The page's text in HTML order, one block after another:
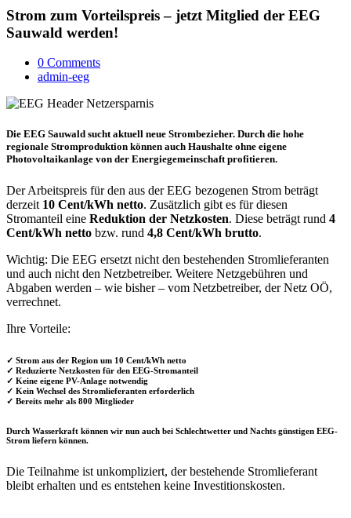
Strom zum Vorteilspreis – jetzt Mitglied der EEG
Sauwald werden!
0 Comments
admin-eeg
Die EEG Sauwald sucht aktuell neue Strombezieher. Durch die hohe
regionale Stromproduktion können auch Haushalte ohne eigene
Photovoltaikanlage von der Energiegemeinschaft profitieren.
Der Arbeitspreis für den aus der EEG bezogenen Strom beträgt
derzeit 10 Cent/kWh netto. Zusätzlich gibt es für diesen
Stromanteil eine Reduktion der Netzkosten. Diese beträgt rund 4
Cent/kWh netto bzw. rund 4,8 Cent/kWh brutto.
Wichtig: Die EEG ersetzt nicht den bestehenden Stromlieferanten
und auch nicht den Netzbetreiber. Weitere Netzgebühren und
Abgaben werden – wie bisher – vom Netzbetreiber, der Netz OÖ,
verrechnet.
Ihre Vorteile:
✓ Strom aus der Region um 10 Cent/kWh netto
✓ Reduzierte Netzkosten für den EEG-Stromanteil
✓ Keine eigene PV-Anlage notwendig
✓ Kein Wechsel des Stromlieferanten erforderlich
✓ Bereits mehr als 800 Mitglieder
Durch Wasserkraft können wir nun auch bei Schlechtwetter und Nachts günstigen EEG-
Strom liefern können.
Die Teilnahme ist unkompliziert, der bestehende Stromlieferant
bleibt erhalten und es entstehen keine Investitionskosten.